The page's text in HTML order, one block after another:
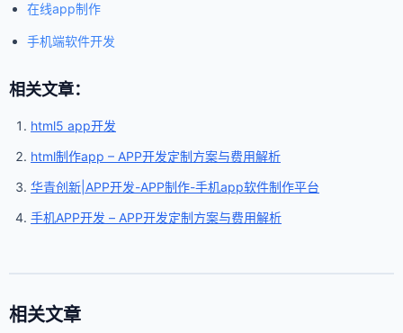
在线app制作
手机端软件开发
相关文章：
html5 app开发
html制作app – APP开发定制方案与费用解析
华青创新|APP开发-APP制作-手机app软件制作平台
手机APP开发 – APP开发定制方案与费用解析
相关文章